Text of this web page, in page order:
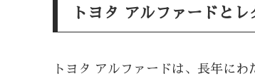
トヨタ アルファードと
トヨタ アルファードは、長年に